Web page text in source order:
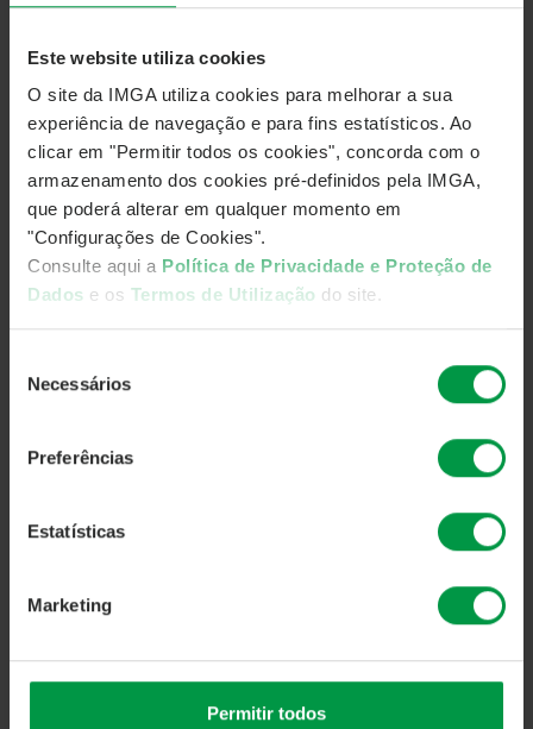
Este website utiliza cookies
O site da IMGA utiliza cookies para melhorar a sua
experiência de navegação e para fins estatísticos. Ao
clicar em "Permitir todos os cookies", concorda com o
armazenamento dos cookies pré-definidos pela IMGA,
que poderá alterar em qualquer momento em
"Configurações de Cookies".
Consulte aqui a Política de Privacidade e Proteção de
Dados e os Termos de Utilização do site.
Necessários
Preferências
Estatísticas
Marketing
Permitir todos
monetário, através do investimento equilibrado e
financeiros, áreas geográficas e divisas.
MEDIDAS DE RENDIBILIDADE E RISCO
O valor das UPs ao dia de referência são atualizados
valores. Cálculos referentes aos últimos 12 meses